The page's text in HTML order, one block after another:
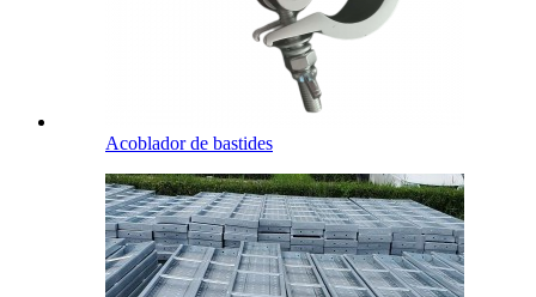
Acoblador de bastides